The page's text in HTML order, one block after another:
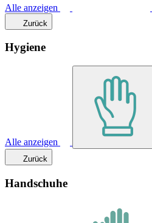
Alle anzeigen
Zurück
Hygiene
Alle anzeigen
Zurück
Handschuhe